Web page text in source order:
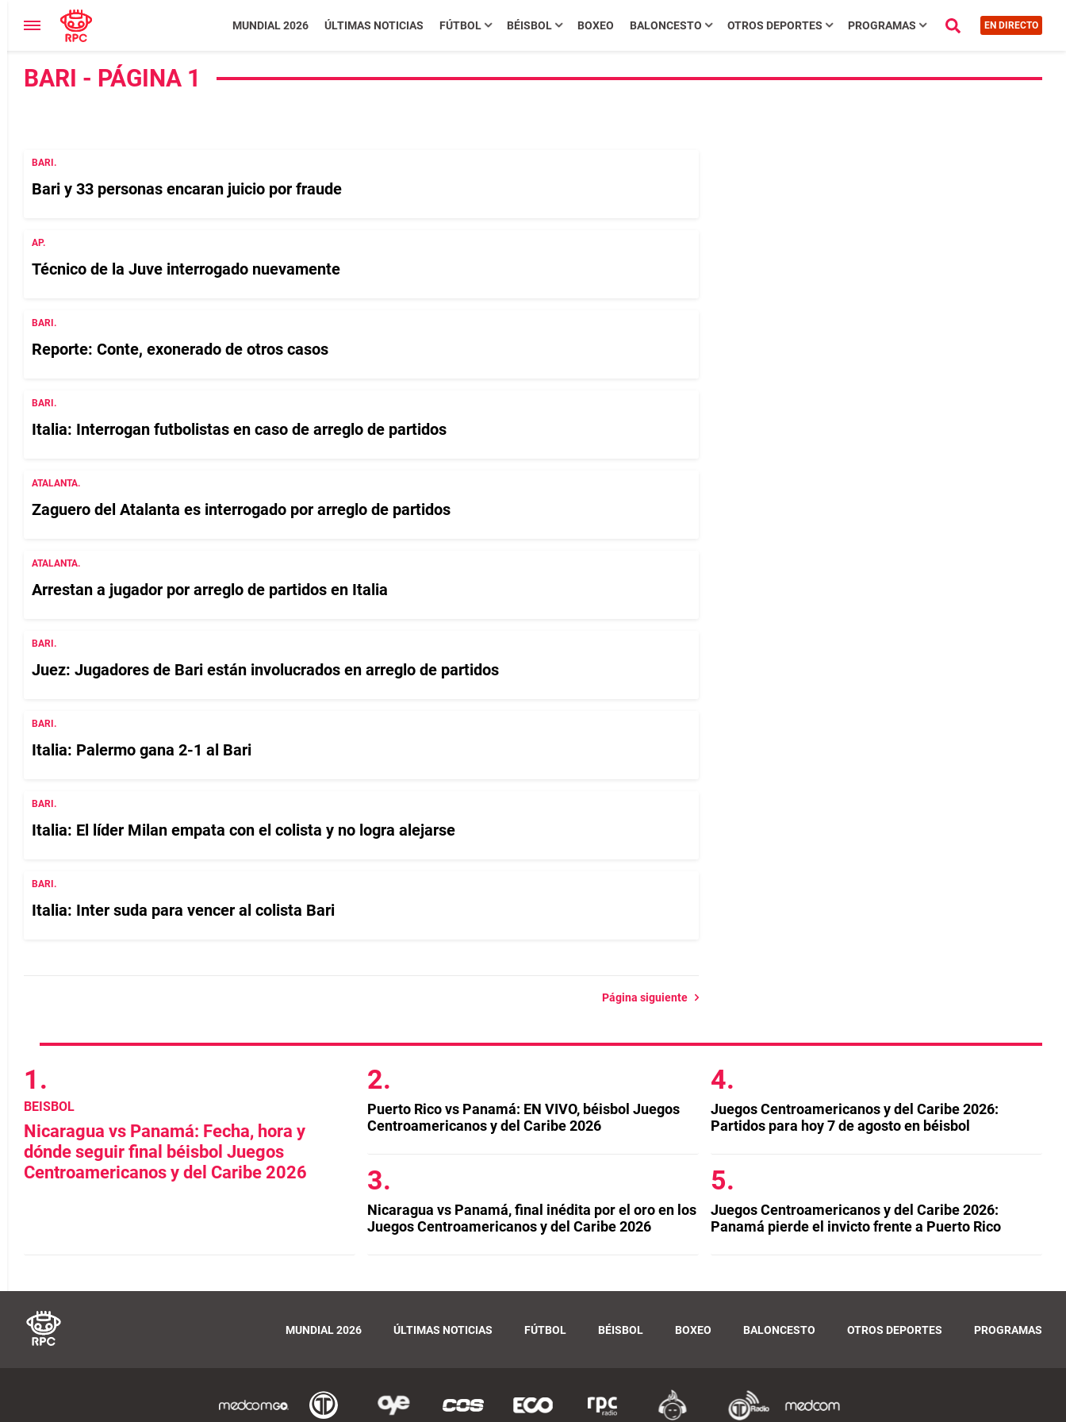
MUNDIAL 2026 ÚLTIMAS NOTICIAS FÚTBOL BÉISBOL BOXEO BALONCESTO OTROS DEPORTES PROGRAMAS EN DIRECTO
BARI - PÁGINA 1
BARI.
Bari y 33 personas encaran juicio por fraude
AP.
Técnico de la Juve interrogado nuevamente
BARI.
Reporte: Conte, exonerado de otros casos
BARI.
Italia: Interrogan futbolistas en caso de arreglo de partidos
ATALANTA.
Zaguero del Atalanta es interrogado por arreglo de partidos
ATALANTA.
Arrestan a jugador por arreglo de partidos en Italia
BARI.
Juez: Jugadores de Bari están involucrados en arreglo de partidos
BARI.
Italia: Palermo gana 2-1 al Bari
BARI.
Italia: El lí­der Milan empata con el colista y no logra alejarse
BARI.
Italia: Inter suda para vencer al colista Bari
Página siguiente
BEISBOL
Nicaragua vs Panamá: Fecha, hora y
dónde seguir final béisbol Juegos
Centroamericanos y del Caribe 2026
Puerto Rico vs Panamá: EN VIVO, béisbol Juegos
Centroamericanos y del Caribe 2026
Nicaragua vs Panamá, final inédita por el oro en los
Juegos Centroamericanos y del Caribe 2026
Juegos Centroamericanos y del Caribe 2026:
Partidos para hoy 7 de agosto en béisbol
Juegos Centroamericanos y del Caribe 2026:
Panamá pierde el invicto frente a Puerto Rico
MUNDIAL 2026 ÚLTIMAS NOTICIAS FÚTBOL BÉISBOL BOXEO BALONCESTO OTROS DEPORTES PROGRAMAS